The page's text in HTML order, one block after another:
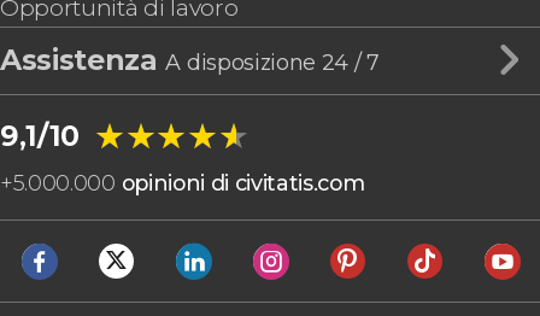
Opportunità di lavoro
AssistenzaA disposizione 24 / 7
9,1/10 ★★★★★
★★★★★
+5.000.000 opinioni di civitatis.com